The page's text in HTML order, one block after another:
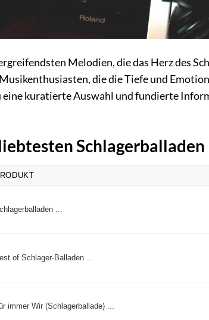
Melodien, die das Herz des
die die Tiefe und
kuratierte Auswahl und fundierte
...
of Schlager-Balladen ...
immer Wir (Schlagerballade) ...